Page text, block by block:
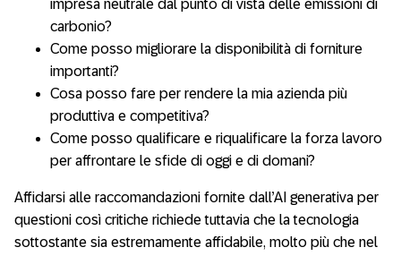
impresa neutrale dal punto di vista delle emissioni di
carbonio?
Come posso migliorare la disponibilità di forniture
importanti?
Cosa posso fare per rendere la mia azienda più
produttiva e competitiva?
Come posso qualificare e riqualificare la forza lavoro
per affrontare le sfide di oggi e di domani?
Affidarsi alle raccomandazioni fornite dall’AI generativa per
questioni così critiche richiede tuttavia che la tecnologia
sottostante sia estremamente affidabile, molto più che nel